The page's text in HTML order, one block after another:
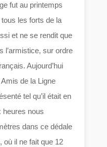
fut au printemps
les forts de la
et ne se rendit que
l’armistice, sur ordre
Aujourd’hui
de la Ligne
tel qu’il était en
heures nous
dans ce dédale
où il ne fait que 12